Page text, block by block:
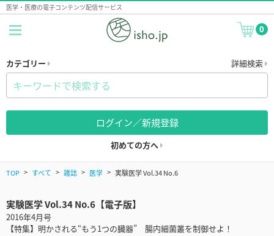
医学・医療の電子コンテンツ配信サービス
0
カテゴリー 詳細検索
ログイン／新規登録
初めての方へ
TOP すべて 雑誌 医学 実験医学 Vol.34 No.6
実験医学 Vol.34 No.6【電子版】
2016年4月号
【特集】明かされる“もう1つの臓器” 腸内細菌叢を制御せよ！